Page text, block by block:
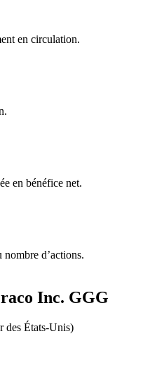
en circulation.
en bénéfice net.
d’actions.
Inc. GGG
des États-Unis)